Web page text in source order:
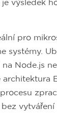
výsledek
pro
systémy.
Node.js
architektura